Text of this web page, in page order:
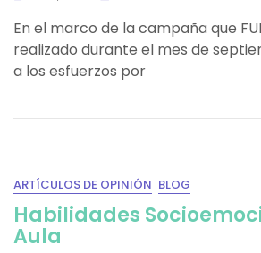
En el marco de la campaña que
realizado durante el mes de
a los esfuerzos por
ARTÍCULOS DE OPINIÓN BLOG
Habilidades
Aula